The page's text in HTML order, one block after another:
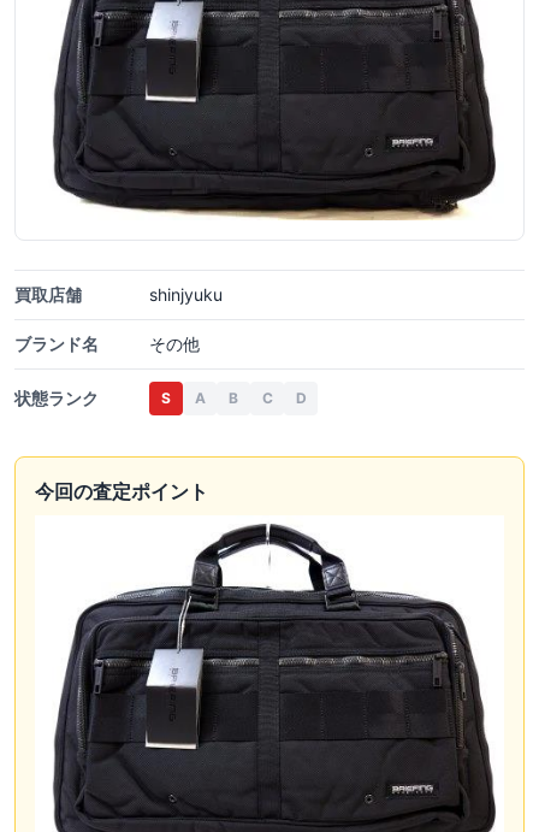
買取店舗 shinjyuku
ブランド名 その他
状態ランク S A B C D
今回の査定ポイント